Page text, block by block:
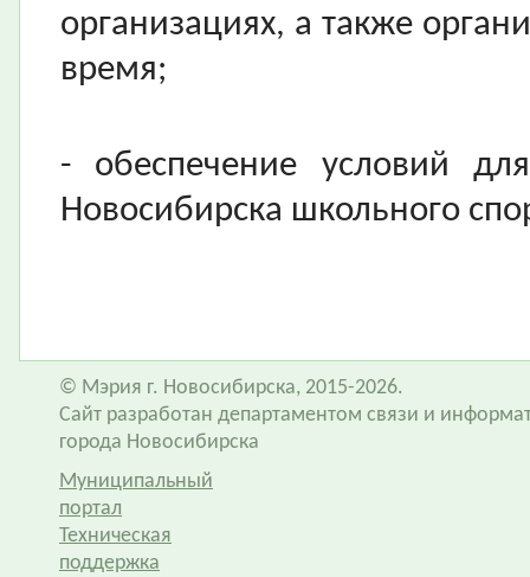
организациях, а также
время;
- обеспечение условий
Новосибирска школьного
© Мэрия г. Новосибирска, 2015-2026.
Сайт разработан департаментом связи и
города Новосибирска
Муниципальный
портал
Техническая
поддержка